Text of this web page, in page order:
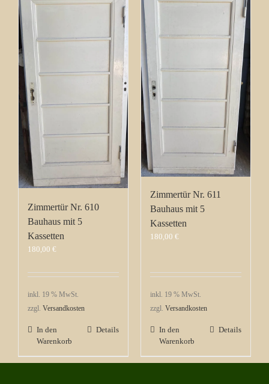
Zimmertür Nr. 610
Bauhaus mit 5
Kassetten
180,00 €
inkl. 19 % MwSt.
zzgl. Versandkosten
In den
Warenkorb
Details
Zimmertür Nr. 611
Bauhaus mit 5
Kassetten
180,00 €
inkl. 19 % MwSt.
zzgl. Versandkosten
In den
Warenkorb
Details